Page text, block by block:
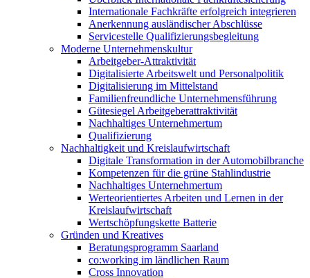
Internationale Fachkräfte erfolgreich integrieren
Anerkennung ausländischer Abschlüsse
Servicestelle Qualifizierungsbegleitung
Moderne Unternehmenskultur
Arbeitgeber-Attraktivität
Digitalisierte Arbeitswelt und Personalpolitik
Digitalisierung im Mittelstand
Familienfreundliche Unternehmensführung
Gütesiegel Arbeitgeberattraktivität
Nachhaltiges Unternehmertum
Qualifizierung
Nachhaltigkeit und Kreislaufwirtschaft
Digitale Transformation in der Automobilbranche
Kompetenzen für die grüne Stahlindustrie
Nachhaltiges Unternehmertum
Werteorientiertes Arbeiten und Lernen in der
Kreislaufwirtschaft
Wertschöpfungskette Batterie
Gründen und Kreatives
Beratungsprogramm Saarland
co:working im ländlichen Raum
Cross Innovation